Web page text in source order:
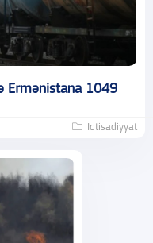
Ermənistana 1049
İqtisadiyyat